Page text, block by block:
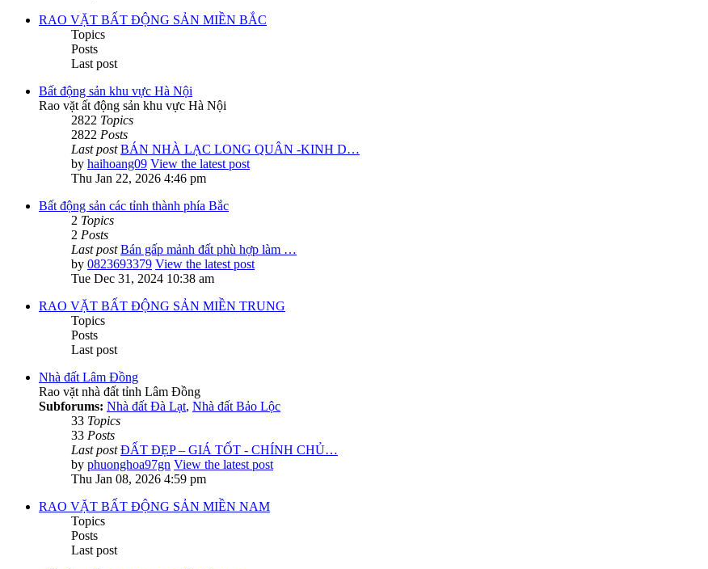
RAO VẶT BẤT ĐỘNG SẢN MIỀN BẮC
Topics
Posts
Last post
Bất động sản khu vực Hà Nội
Rao vặt ất động sản khu vực Hà Nội
2822 Topics
2822 Posts
Last post BÁN NHÀ LẠC LONG QUÂN -KINH D…
by haihoang09 View the latest post
Thu Jan 22, 2026 4:46 pm
Bất động sản các tỉnh thành phía Bắc
2 Topics
2 Posts
Last post Bán gấp mảnh đất phù hợp làm …
by 0823693379 View the latest post
Tue Dec 31, 2024 10:38 am
RAO VẶT BẤT ĐỘNG SẢN MIỀN TRUNG
Topics
Posts
Last post
Nhà đất Lâm Đồng
Rao vặt nhà đất tỉnh Lâm Đồng
Subforums: Nhà đất Đà Lạt, Nhà đất Bảo Lộc
33 Topics
33 Posts
Last post ĐẤT ĐẸP – GIÁ TỐT - CHÍNH CHỦ…
by phuonghoa97gn View the latest post
Thu Jan 08, 2026 4:59 pm
RAO VẶT BẤT ĐỘNG SẢN MIỀN NAM
Topics
Posts
Last post